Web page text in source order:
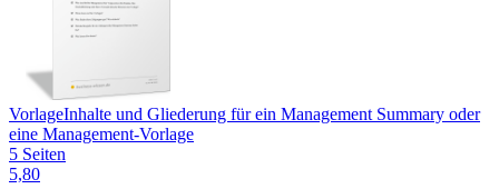
VorlageInhalte und Gliederung für ein Management Summary oder
eine Management-Vorlage
5 Seiten
5,80